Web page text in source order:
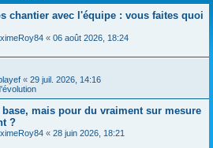
chantier avec l'équipe : vous faites quoi
« 06 août 2026, 18:24
« 29 juil. 2026, 14:16
mais pour du vraiment sur mesure
?
« 28 juin 2026, 18:21